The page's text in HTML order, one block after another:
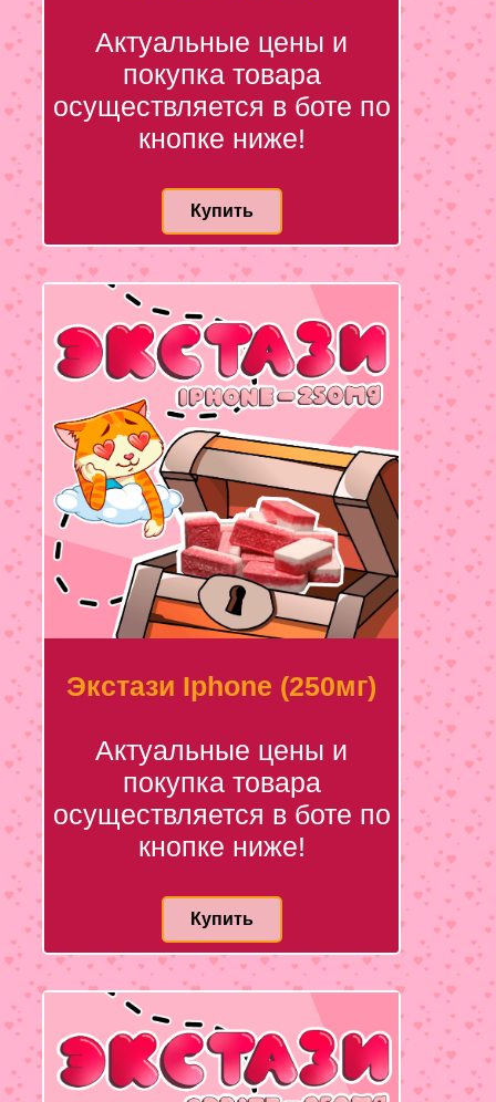
Актуальные цены и
покупка товара
осуществляется в боте по
кнопке ниже!
Купить
Экстази Iphone (250мг)
Актуальные цены и
покупка товара
осуществляется в боте по
кнопке ниже!
Купить